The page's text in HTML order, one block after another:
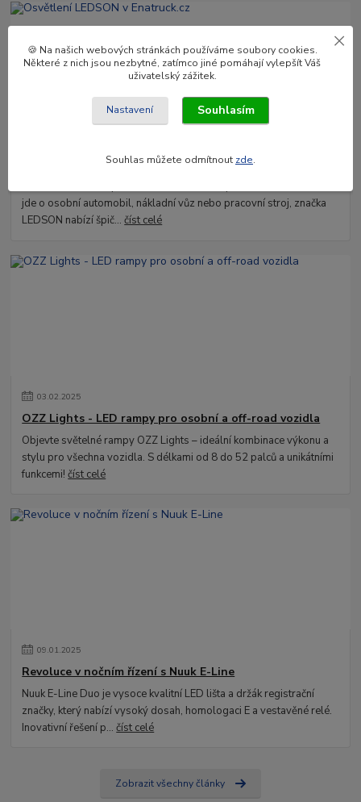
Osvětlení LEDSON v Enatruck.cz
jde o osobní automobil, nákladní vůz nebo pracovní stroj, značka
LEDSON nabízí špič...číst celé
03.02.2025
OZZ Lights - LED rampy pro osobní a off-road vozidla
Objevte světelné rampy OZZ Lights – ideální kombinace výkonu a
stylu pro všechna vozidla. S délkami od 8 do 52 palců a unikátními
funkcemi!číst celé
09.01.2025
Revoluce v nočním řízení s Nuuk E-Line
Nuuk E-Line Duo je vysoce kvalitní LED lišta a držák registrační
značky, který nabízí vysoký dosah, homologaci E a vestavěné relé.
Inovativní řešení p...číst celé
Zobrazit všechny články
🍪 Na našich webových stránkách používáme soubory cookies.
Některé z nich jsou nezbytné, zatímco jiné pomáhají vylepšít Váš
uživatelský zážitek.
Nastavení Souhlasím
Souhlas můžete odmítnout zde.